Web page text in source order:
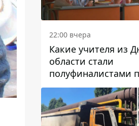
22:00 вчера
Какие учителя из
области стали
полуфиналистами
Global Teacher
2026